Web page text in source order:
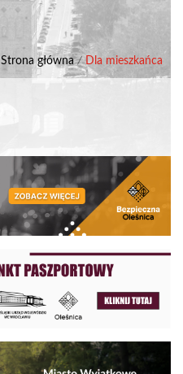
Strona główna / Dla mieszkańca